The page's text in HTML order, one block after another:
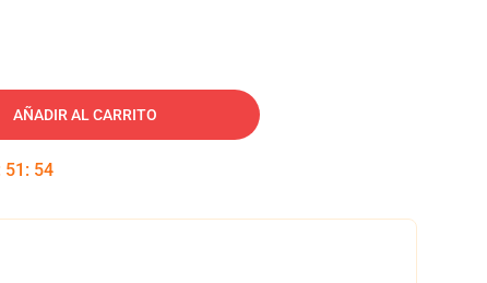
AÑADIR AL CARRITO
51 : 53